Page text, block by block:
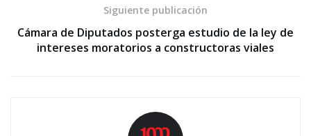
Siguiente publicación
Cámara de Diputados posterga estudio de la ley de
intereses moratorios a constructoras viales